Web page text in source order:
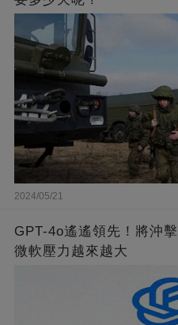
2024/05/21
GPT-4o遙遙領先！將沖
微軟壓力越來越大